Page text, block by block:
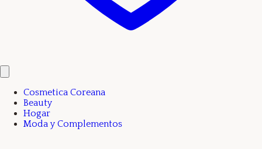
Cosmetica Coreana
Beauty
Hogar
Moda y Complementos